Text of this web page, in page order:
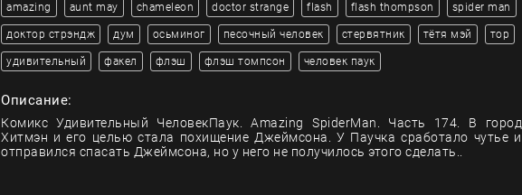
amazing aunt may chameleon doctor strange flash flash thompson spider man
доктор стрэндж дум осьминог песочный человек стервятник тётя мэй тор
удивительный факел флэш флэш томпсон человек паук
Описание:
Комикс Удивительный ЧеловекПаук. Amazing SpiderMan. Часть 174. В
Хитмэн и его целью стала похищение Джеймсона. У Паучка сработало чутье
отправился спасать Джеймсона, но у него не получилось этого сделать..